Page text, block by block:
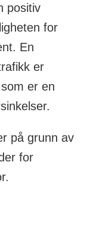
positiv
for
En
er
er en
på grunn av
for